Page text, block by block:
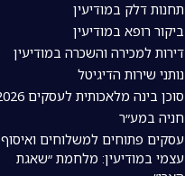
תחנות דלק במודיעין
ביקור רופא במודיעין
דירות למכירה והשכרה במודיעין
נותני שירות הדיגיטל
סוכן בינה מלאכותית לעסקים 2026
חניה במע״ר
עסקים פתוחים למשלוחים ואיסוף
עצמי במודיעין: מלחמת ״שאגת